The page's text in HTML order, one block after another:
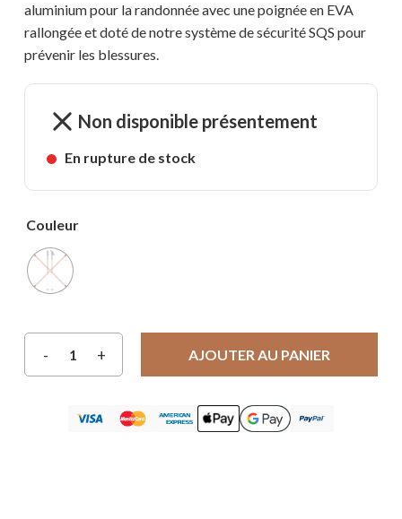
aluminium pour la randonnée avec une poignée en EVA
rallongée et doté de notre système de sécurité SQS pour
prévenir les blessures.
Non disponible présentement
En rupture de stock
Couleur
AJOUTER AU PANIER